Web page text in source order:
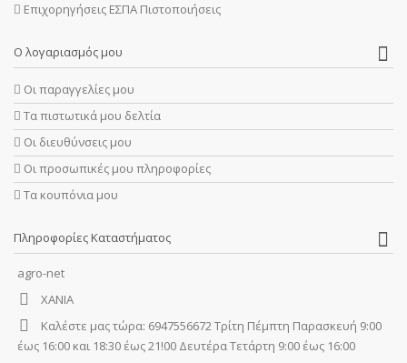
Επιχορηγήσεις ΕΣΠΑ Πιστοποιήσεις
Ο λογαριασμός μου
Οι παραγγελίες μου
Τα πιστωτικά μου δελτία
Οι διευθύνσεις μου
Οι προσωπικές μου πληροφορίες
Τα κουπόνια μου
Πληροφορίες Καταστήματος
agro-net
ΧΑΝΙΑ
Καλέστε μας τώρα: 6947556672 Τρίτη Πέμπτη Παρασκευή 9:00
έως 16:00 και 18:30 έως 21!00 Δευτέρα Τετάρτη 9:00 έως 16:00